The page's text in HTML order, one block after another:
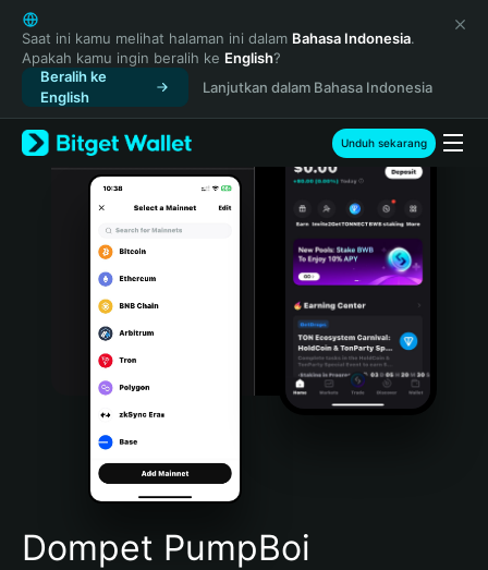
English
日本語
Tiếng Việt
Русский
Español (Latinoamérica)
Türkçe
Italiano
Português (Portugal)
Bahasa Indonesia
Português (Brasil)
Español (Argentina)
Saat ini kamu melihat halaman ini dalam Bahasa Indonesia.
Apakah kamu ingin beralih ke English?
Beralih ke
English
Lanjutkan dalam Bahasa Indonesia
Unduh sekarang
Dompet PumpBoi